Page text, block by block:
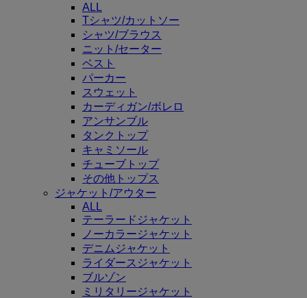
ALL
Tシャツ/カットソー
シャツ/ブラウス
ニット/セーター
ベスト
パーカー
スウェット
カーディガン/ボレロ
アンサンブル
タンクトップ
キャミソール
チューブトップ
その他トップス
ジャケット/アウター
ALL
テーラードジャケット
ノーカラージャケット
デニムジャケット
ライダースジャケット
ブルゾン
ミリタリージャケット